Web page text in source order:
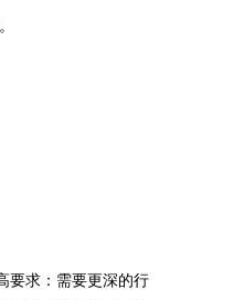
要求：需要更深的行